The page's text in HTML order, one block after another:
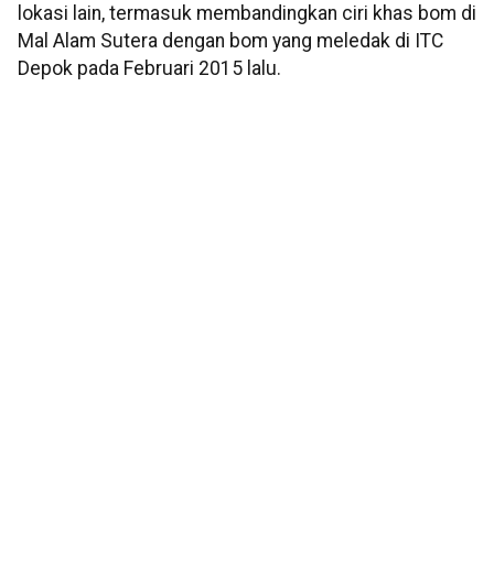
lokasi lain, termasuk membandingkan ciri khas bom di
Mal Alam Sutera dengan bom yang meledak di ITC
Depok pada Februari 2015 lalu.